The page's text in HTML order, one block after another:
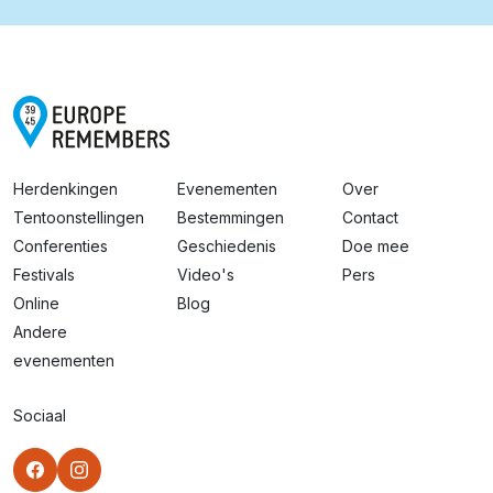
Herdenkingen
Tentoonstellingen
Conferenties
Festivals
Online
Andere
evenementen
Evenementen
Bestemmingen
Geschiedenis
Video's
Blog
Over
Contact
Doe mee
Pers
Sociaal